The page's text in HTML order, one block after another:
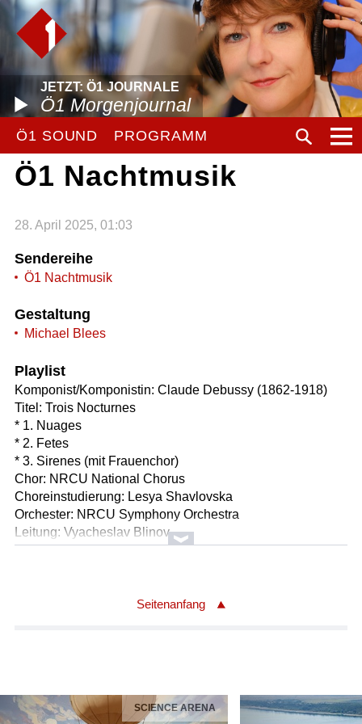
JETZT: Ö1 JOURNALE
Ö1 Morgenjournal
Ö1 SOUND PROGRAMM
Ö1 Nachtmusik
28. April 2025, 01:03
Sendereihe
Ö1 Nachtmusik
Gestaltung
Michael Blees
Playlist
Komponist/Komponistin: Claude Debussy (1862-1918)
Titel: Trois Nocturnes
* 1. Nuages
* 2. Fetes
* 3. Sirenes (mit Frauenchor)
Chor: NRCU National Chorus
Choreinstudierung: Lesya Shavlovska
Orchester: NRCU Symphony Orchestra
Leitung: Vyacheslav Blinov
Länge: 22:18 min
Komponist/Komponistin: Frederic Chopin/1810 - 1849
* Finale : Allegro - 4.Satz (00:06:00)
Solist/Solistin: Michal Kanka /Violoncello
Seitenanfang
SCIENCE ARENA